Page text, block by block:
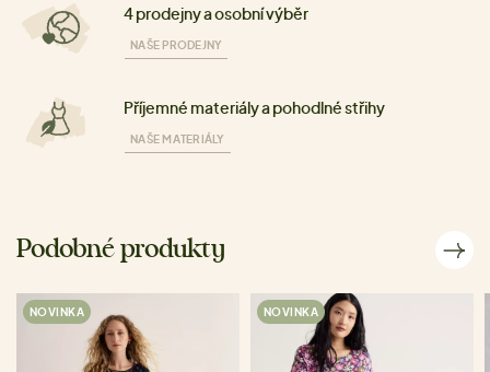
4 prodejny a osobní výběr
NAŠE PRODEJNY
Příjemné materiály a pohodlné střihy
NAŠE MATERIÁLY
Podobné produkty
NOVINKA NOVINKA